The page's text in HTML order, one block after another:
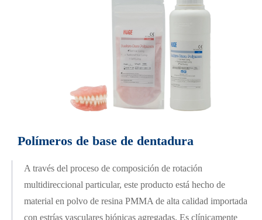
Polímeros de base de dentadura
A través del proceso de composición de rotación
multidireccional particular, este producto está hecho de
material en polvo de resina PMMA de alta calidad importada
con estrías vasculares biónicas agregadas. Es clínicamente